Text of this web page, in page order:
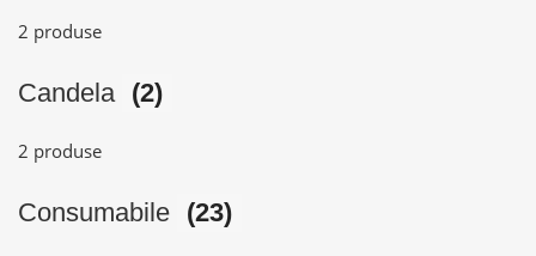
2 produse
Candela (2)
2 produse
Consumabile (23)